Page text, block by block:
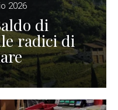
2026
di
radici di